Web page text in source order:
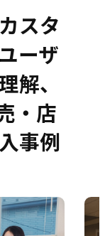
スタ
ーザ
解、
・店
事例